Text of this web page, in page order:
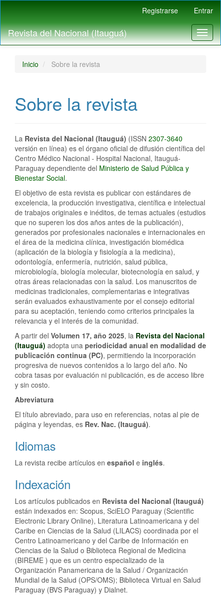
Contenido
principal
Barra
Registrarse Entrar
Revista del Nacional (Itauguá)
Inicio Sobre la revista
Sobre la revista
La Revista del Nacional (Itauguá) (ISSN 2307-3640
versión en línea) es el órgano oficial de difusión científica del
Centro Médico Nacional - Hospital Nacional, Itauguá-
Paraguay dependiente del Ministerio de Salud Pública y
Bienestar Social.
El objetivo de esta revista es publicar con estándares de
excelencia, la producción investigativa, científica e intelectual
de trabajos originales e inéditos, de temas actuales (estudios
que no superen los dos años antes de la publicación),
generados por profesionales nacionales e internacionales en
el área de la medicina clínica, investigación biomédica
(aplicación de la biología y fisiología a la medicina),
odontología, enfermería, nutrición, salud pública,
microbiología, biología molecular, biotecnología en salud, y
otras áreas relacionadas con la salud. Los manuscritos de
medicinas tradicionales, complementarias e integrativas
serán evaluados exhaustivamente por el consejo editorial
para su aceptación, teniendo como criterios principales la
relevancia y el interés de la comunidad.
A partir del Volumen 17, año 2025, la Revista del Nacional
(Itauguá) adopta una periodicidad anual en modalidad de
publicación continua (PC), permitiendo la incorporación
progresiva de nuevos contenidos a lo largo del año. No
cobra tasas por evaluación ni publicación, es de acceso libre
y sin costo.
Abreviatura
El título abreviado, para uso en referencias, notas al pie de
página y leyendas, es Rev. Nac. (Itauguá).
Idiomas
La revista recibe artículos en español e inglés.
Indexación
Los artículos publicados en Revista del Nacional (Itauguá)
están indexados en: Scopus, SciELO Paraguay (Scientific
Electronic Library Online), Literatura Latinoamericana y del
Caribe en Ciencias de la Salud (LILACS) coordinada por el
Centro Latinoamericano y del Caribe de Información en
Ciencias de la Salud o Biblioteca Regional de Medicina
(BIREME ) que es un centro especializado de la
Organización Panamericana de la Salud / Organización
Mundial de la Salud (OPS/OMS); Biblioteca Virtual en Salud
Paraguay (BVS Paraguay) y Dialnet.